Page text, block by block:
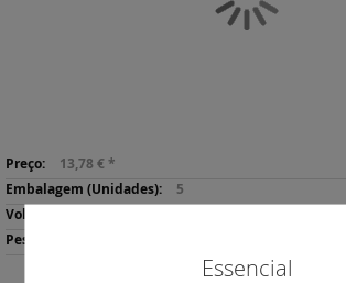
Mais
informação
13,78 € *
5
para
o
início
Essencial